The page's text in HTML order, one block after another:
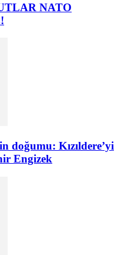
NATO
doğumu: Kızıldere’yi
Engizek